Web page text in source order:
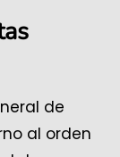
de
al orden